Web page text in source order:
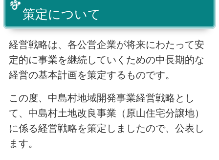
策定について
経営戦略は、各公営企業が将来にわたって安
定的に事業を継続していくための中長期的な
経営の基本計画を策定するものです。
この度、中島村地域開発事業経営戦略とし
て、中島村土地改良事業（原山住宅分譲地）
に係る経営戦略を策定しましたので、公表し
ます。